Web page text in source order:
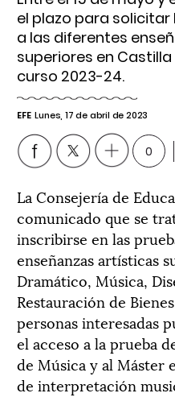
el plazo para
a las diferentes
superiores en
curso 2023-24.
EFE Lunes, 17 de abril de 2023
0
La Consejería de
comunicado que se
inscribirse en las
enseñanzas artísticas
Dramático, Música,
Restauración de
personas interesadas
el acceso a la prueba
de Música y al Máster
de interpretación